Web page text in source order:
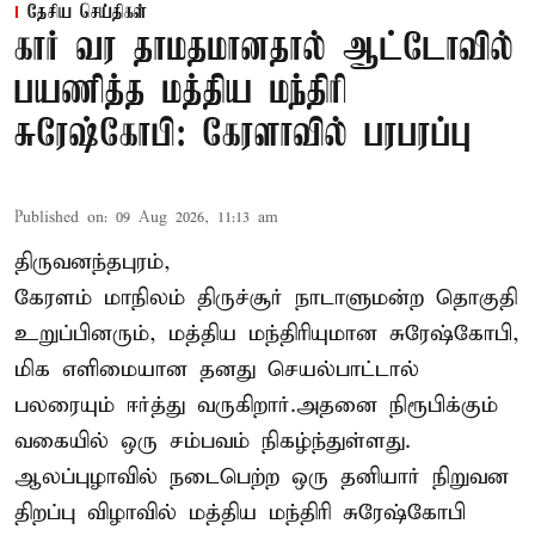
தேசிய செய்திகள்
கார் வர தாமதமானதால் ஆட்டோவில்
பயணித்த மத்திய மந்திரி
சுரேஷ்கோபி: கேரளாவில் பரபரப்பு
Published on: 09 Aug 2026, 11:13 am
திருவனந்தபுரம்,
கேரளம் மாநிலம் திருச்சூர் நாடாளுமன்ற தொகுதி
உறுப்பினரும், மத்திய மந்திரியுமான சுரேஷ்கோபி,
மிக எளிமையான தனது செயல்பாட்டால்
பலரையும் ஈர்த்து வருகிறார்.அதனை நிரூபிக்கும்
வகையில் ஒரு சம்பவம் நிகழ்ந்துள்ளது.
ஆலப்புழாவில் நடைபெற்ற ஒரு தனியார் நிறுவன
திறப்பு விழாவில் மத்திய மந்திரி சுரேஷ்கோபி